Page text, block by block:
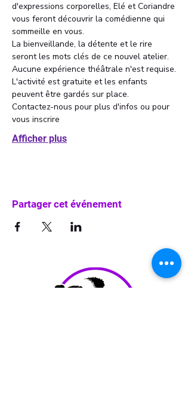
d'expressions corporelles, Elé et Coriandre
vous feront découvrir la comédienne qui
sommeille en vous.
La bienveillande, la détente et le rire
seront les mots clés de ce nouvel atelier.
Aucune expérience théâtrale n'est requise.
L'activité est gratuite et les enfants
peuvent être gardés sur place.
Contactez-nous pour plus d'infos ou pour
vous inscrire
Afficher plus
Partager cet événement